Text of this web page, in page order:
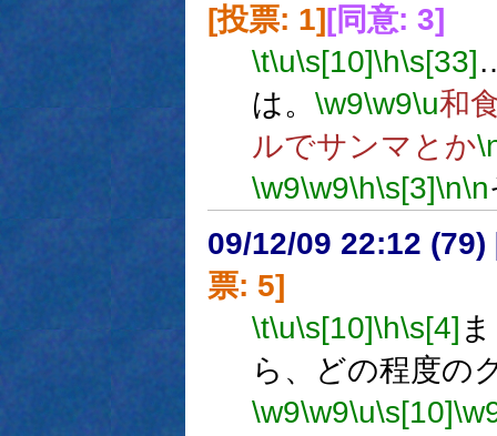
[投票: 1][同意: 3]
\t\u\s[10]\h\s[33]
は。 \w9\w9\u和
ルでサンマとか
\w9\w9\h\s[3]\n\n
09/12/09 22:12 (79)
票: 5]
\t\u\s[10]\h\s[4]
ら、どの程度の
\w9\w9\u\s[10]